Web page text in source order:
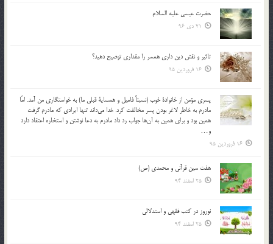
حضرت عیسی علیه السلام
21 دی 96
تاثير و نقش دين داري همسر را مقداري توضيح دهيد؟
16 فروردین 95
پسري مؤمن از خانوادة خوب (نسبتاً فاميل و همساية قبلي ما) به خواستگاري من آمد. امّا
مادرم به خاطر لاغر بودن پسر مخالفت كرد. خدا مي‌داند تنها ايرادي كه مادرم گرفت
همين بود و براي همين به آن‌ها جواب رد داد مادرم به دعا نوشتن و استخاره اعتقاد دارد
و…
16 فروردین 95
هفت سین قرآنی و محمدی (ص)
25 اسفند 94
نوروز در كتب فقهى و استدلالى‏
25 اسفند 94